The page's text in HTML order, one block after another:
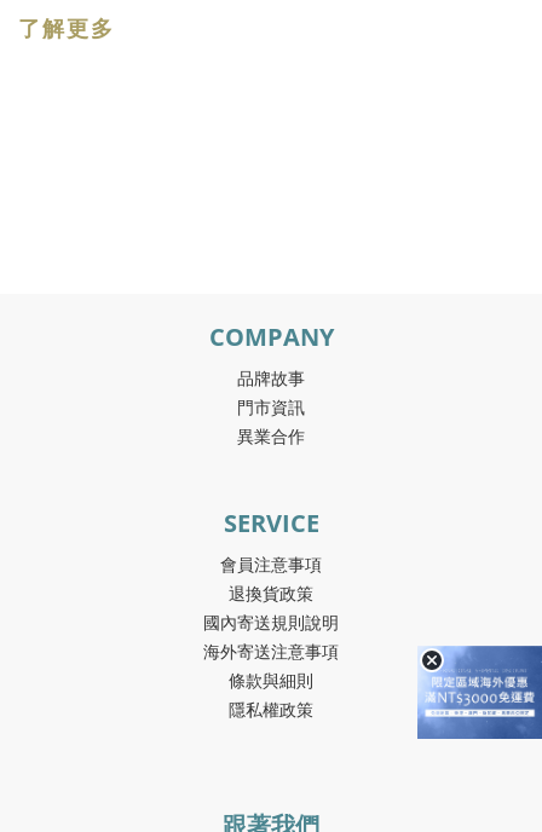
了解更多
COMPANY
品牌故事
門市資訊
異業合作
SERVICE
會員注意事項
退換貨政策
國內寄送規則說明
海外寄送注意事項
條款與細則
隱私權政策
跟著我們